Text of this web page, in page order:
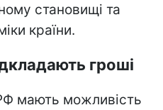
становищі та
країни.
гроші
мають можливість